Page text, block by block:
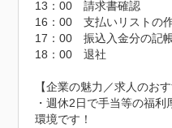
13：00　請求書確認
16：00　支払いリストの
17：00　振込入金分の記
18：00　退社
【企業の魅力／求人のお
・週休2日で手当等の福
環境です！